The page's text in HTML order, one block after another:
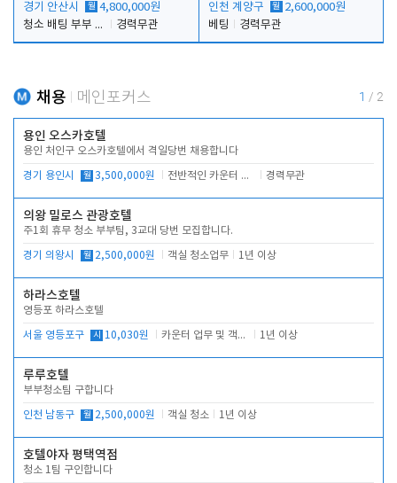
경기 안산시 월 4,800,000원
청소 배팅 부부 구합니다
경력무관
인천 계양구 월 2,600,000원
베팅
경력무관
채용 메인포커스 1 / 2
용인 오스카호텔
용인 처인구 오스카호텔에서 격일당번 채용합니다
경기 용인시 월 3,500,000원 전반적인 카운터 업무 경력무관
의왕 밀로스 관광호텔
주1회 휴무 청소 부부팀, 3교대 당번 모집합니다.
경기 의왕시 월 2,500,000원 객실 청소업무 1년 이상
하라스호텔
영등포 하라스호텔
서울 영등포구 시 10,030원 카운터 업무 및 객실관리(청소상태 확인, 객실판매) 1년 이상
루루호텔
부부청소팀 구합니다
인천 남동구 월 2,500,000원 객실 청소 1년 이상
호텔야자 평택역점
청소 1팀 구인합니다